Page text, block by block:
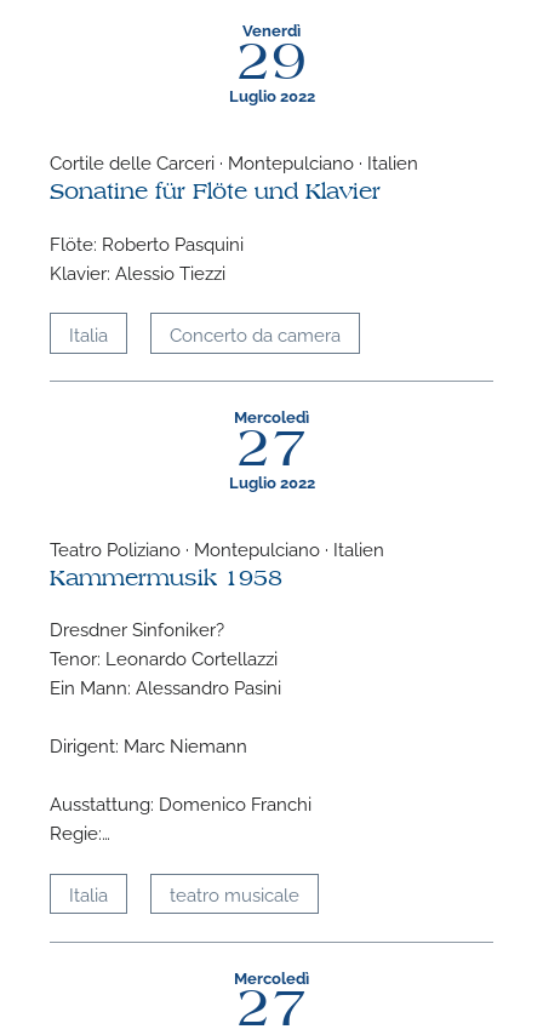
Venerdì
29
Luglio 2022
Cortile delle Carceri · Montepulciano · Italien
Sonatine für Flöte und Klavier
Flöte: Roberto Pasquini
Klavier: Alessio Tiezzi
Italia Concerto da camera
Mercoledì
27
Luglio 2022
Teatro Poliziano · Montepulciano · Italien
Kammermusik 1958
Dresdner Sinfoniker?
Tenor: Leonardo Cortellazzi
Ein Mann: Alessandro Pasini
Dirigent: Marc Niemann
Ausstattung: Domenico Franchi
Regie:…
Italia teatro musicale
Mercoledì
27